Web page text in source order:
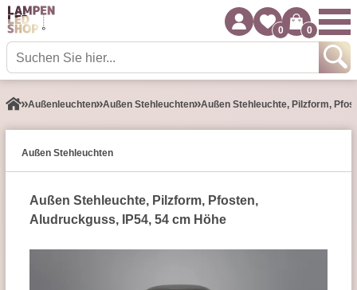
0 0
Außen­leuchten Außen Stehleuchten Außen Stehleuchte, Pilzform,
Außen Stehleuchten
Außen Stehleuchte, Pilzform, Pfosten,
Aludruckguss, IP54, 54 cm Höhe